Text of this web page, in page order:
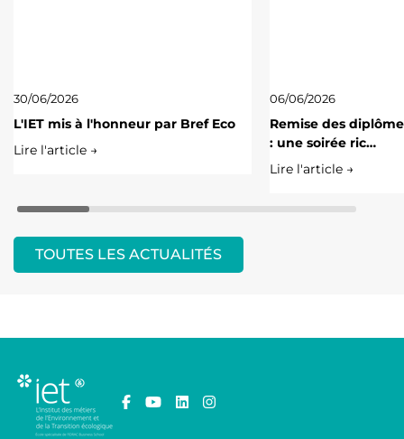
30/06/2026
L'IET mis à l'honneur par Bref Eco
Lire l'article →
06/06/2026
Remise des
: une soirée ric…
Lire l'article →
TOUTES LES ACTUALITÉS